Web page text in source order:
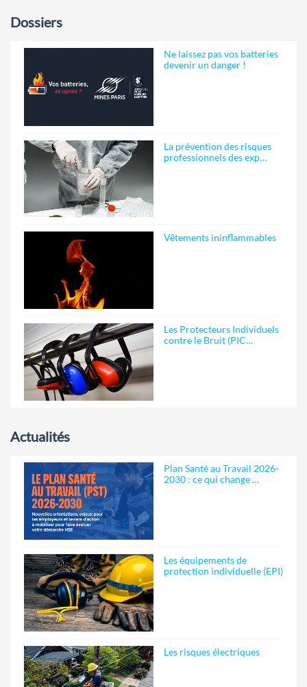
Dossiers
Ne laissez pas vos batteries
devenir un danger !
La prévention des risques
professionnels des exp…
Vêtements ininflammables
Les Protecteurs Individuels
contre le Bruit (PIC…
Actualités
Plan Santé au Travail 2026-
2030 : ce qui change …
Les équipements de
protection individuelle (EPI)
Les risques électriques